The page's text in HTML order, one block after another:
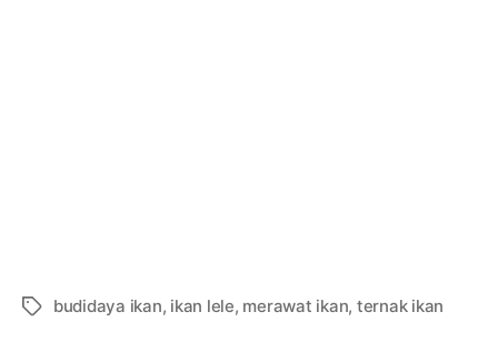
Tagsbudidaya ikan, ikan lele, merawat ikan, ternak ikan